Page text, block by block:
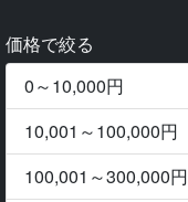
価格で絞る
0～10,000円
10,001～100,000円
100,001～300,000円